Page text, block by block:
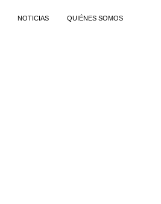
NOTICIAS QUIÉNES SOMOS